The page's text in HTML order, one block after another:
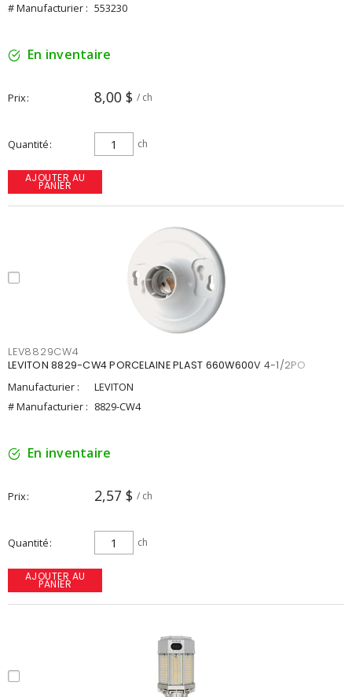
# Manufacturier : 553230
En inventaire
Prix 8,00 $ / ch
Quantité ch
AJOUTER AU
PANIER
LEV8829CW4
LEVITON 8829-CW4 PORCELAINE PLAST 660W600V 4-1/2PO
Manufacturier :
LEVITON
# Manufacturier : 8829-CW4
En inventaire
Prix 2,57 $ / ch
Quantité ch
AJOUTER AU
PANIER